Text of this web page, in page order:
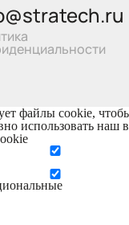
файлы cookie,
использовать наш